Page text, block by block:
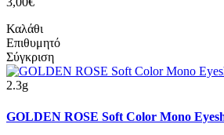
Καλάθι
Επιθυμητό
Σύγκριση
2.3g
GOLDEN ROSE Soft Color Mono